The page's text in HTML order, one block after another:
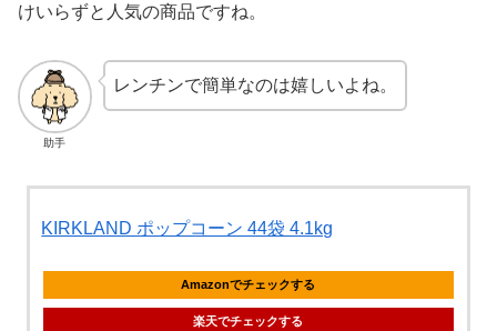
けいらずと人気の商品ですね。
助手
レンチンで簡単なのは嬉しいよね。
KIRKLAND ポップコーン 44袋 4.1kg
Amazonでチェックする
楽天でチェックする